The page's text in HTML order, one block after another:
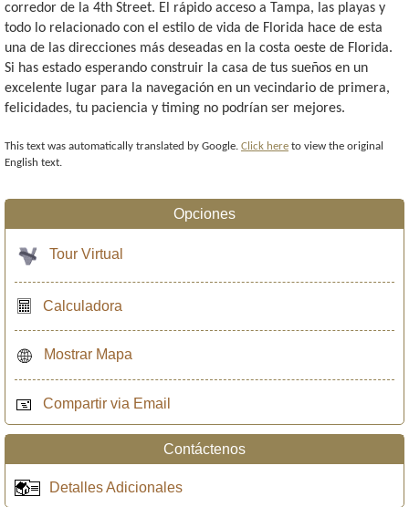
corredor de la 4th Street. El rápido acceso a Tampa, las playas y
todo lo relacionado con el estilo de vida de Florida hace de esta
una de las direcciones más deseadas en la costa oeste de Florida.
Si has estado esperando construir la casa de tus sueños en un
excelente lugar para la navegación en un vecindario de primera,
felicidades, tu paciencia y timing no podrían ser mejores.
This text was automatically translated by Google. Click here to view the original
English text.
Opciones
Tour Virtual
Calculadora
Mostrar Mapa
Compartir via Email
Contáctenos
Detalles Adicionales